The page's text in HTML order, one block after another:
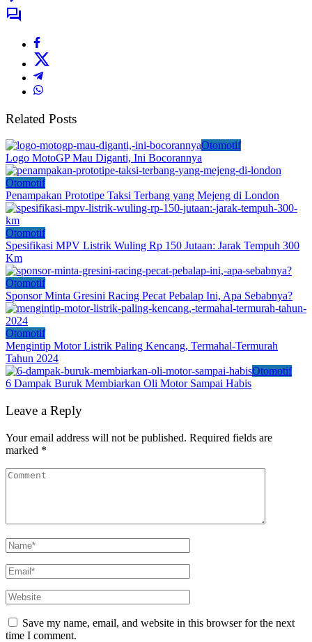
Related Posts
Otomotif
Logo MotoGP Mau Diganti, Ini Bocorannya
Otomotif
Penampakan Prototipe Taksi Terbang yang Mejeng di London
Otomotif
Spesifikasi MPV Listrik Wuling Rp 150 Jutaan: Jarak Tempuh 300
Km
Otomotif
Sponsor Minta Gresini Racing Pecat Pebalap Ini, Apa Sebabnya?
Otomotif
Mengintip Motor Listrik Paling Kencang, Termahal-Termurah
Tahun 2024
Otomotif
6 Dampak Buruk Membiarkan Oli Motor Sampai Habis
Leave a Reply
Your email address will not be published. Required fields are
marked *
Save my name, email, and website in this browser for the next
time I comment.